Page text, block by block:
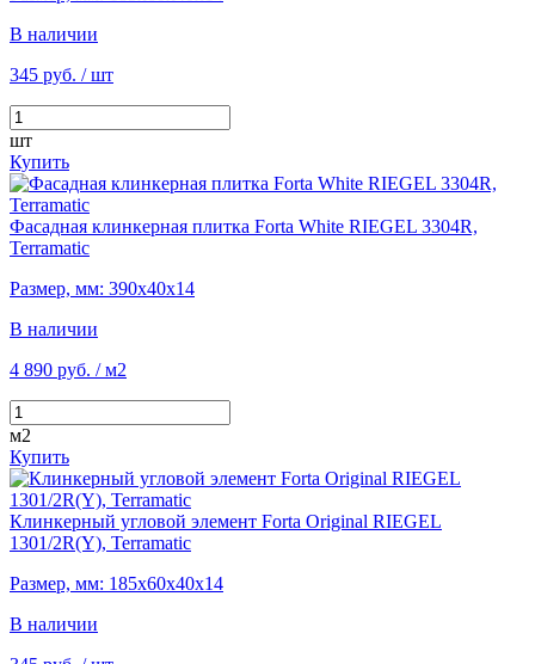
В наличии
345 руб. / шт
шт
Купить
Фасадная клинкерная плитка Forta White RIEGEL 3304R,
Terramatic
Размер, мм: 390х40х14
В наличии
4 890 руб. / м2
м2
Купить
Клинкерный угловой элемент Forta Original RIEGEL
1301/2R(Y), Terramatic
Размер, мм: 185х60х40х14
В наличии